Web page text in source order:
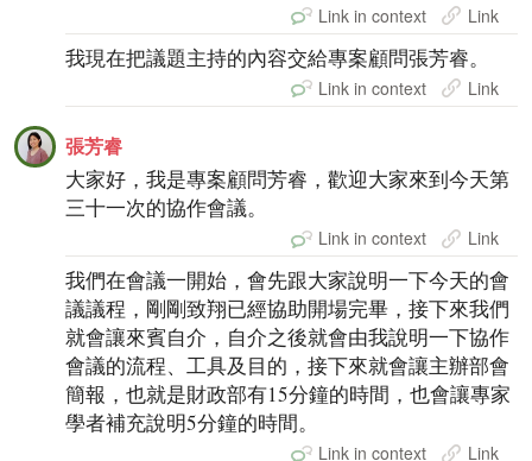
Link in context Link
我現在把議題主持的內容交給專案顧問張芳睿。
Link in context Link
張芳睿
大家好，我是專案顧問芳睿，歡迎大家來到今天第
三十一次的協作會議。
Link in context Link
我們在會議一開始，會先跟大家說明一下今天的會
議議程，剛剛致翔已經協助開場完畢，接下來我們
就會讓來賓自介，自介之後就會由我說明一下協作
會議的流程、工具及目的，接下來就會讓主辦部會
簡報，也就是財政部有15分鐘的時間，也會讓專家
學者補充說明5分鐘的時間。
Link in context Link